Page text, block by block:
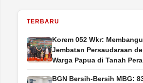
TERBARU
Korem 052 Wkr:
Jembatan Persaudaraan
Warga Papua di Tanah
BGN Bersih-Bersih MBG: